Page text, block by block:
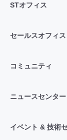
STオフィス
セールスオフィ
コミュニティ
ニュースセンター
イベント & 技術